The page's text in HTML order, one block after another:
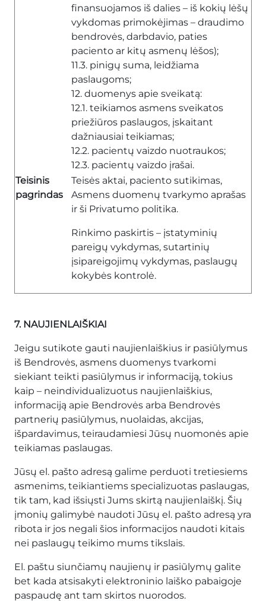
finansuojamos iš dalies – iš kokių lėšų
vykdomas primokėjimas – draudimo
bendrovės, darbdavio, paties
paciento ar kitų asmenų lėšos);
11.3. pinigų suma, leidžiama
paslaugoms;
12. duomenys apie sveikatą:
12.1. teikiamos asmens sveikatos
priežiūros paslaugos, įskaitant
dažniausiai teikiamas;
12.2. pacientų vaizdo nuotraukos;
12.3. pacientų vaizdo įrašai.
Teisinis
pagrindas
Teisės aktai, paciento sutikimas,
Asmens duomenų tvarkymo aprašas
ir ši Privatumo politika.
Rinkimo paskirtis – įstatyminių
pareigų vykdymas, sutartinių
įsipareigojimų vykdymas, paslaugų
kokybės kontrolė.
7. NAUJIENLAIŠKIAI
Jeigu sutikote gauti naujienlaiškius ir pasiūlymus
iš Bendrovės, asmens duomenys tvarkomi
siekiant teikti pasiūlymus ir informaciją, tokius
kaip – neindividualizuotus naujienlaiškius,
informaciją apie Bendrovės arba Bendrovės
partnerių pasiūlymus, nuolaidas, akcijas,
išpardavimus, teiraudamiesi Jūsų nuomonės apie
teikiamas paslaugas.
Jūsų el. pašto adresą galime perduoti tretiesiems
asmenims, teikiantiems specializuotas paslaugas,
tik tam, kad išsiųsti Jums skirtą naujienlaiškį. Šių
įmonių galimybė naudoti Jūsų el. pašto adresą yra
ribota ir jos negali šios informacijos naudoti kitais
nei paslaugų teikimo mums tikslais.
El. paštu siunčiamų naujienų ir pasiūlymų galite
bet kada atsisakyti elektroninio laiško pabaigoje
paspaudę ant tam skirtos nuorodos.